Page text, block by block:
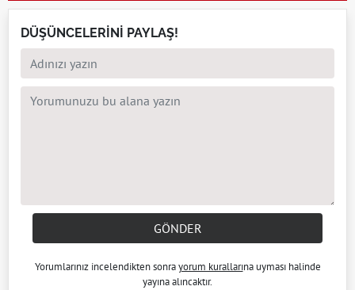
DÜŞÜNCELERİNİ PAYLAŞ!
GÖNDER
Yorumlarınız incelendikten sonrayorum kurallarına uyması halinde
yayına alıncaktır.